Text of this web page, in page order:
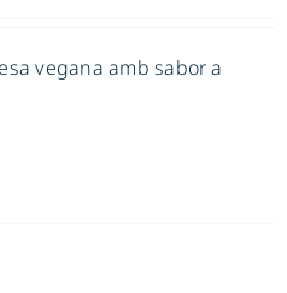
vegana amb sabor a